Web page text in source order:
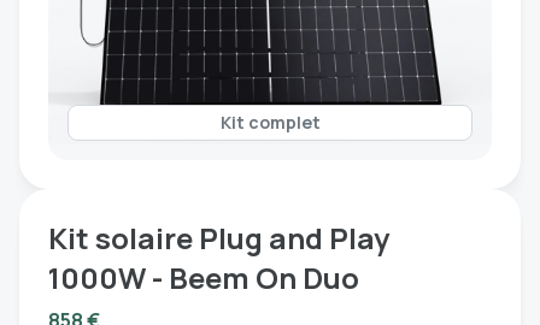
Kit complet
Kit solaire Plug and Play
1000W - Beem On Duo